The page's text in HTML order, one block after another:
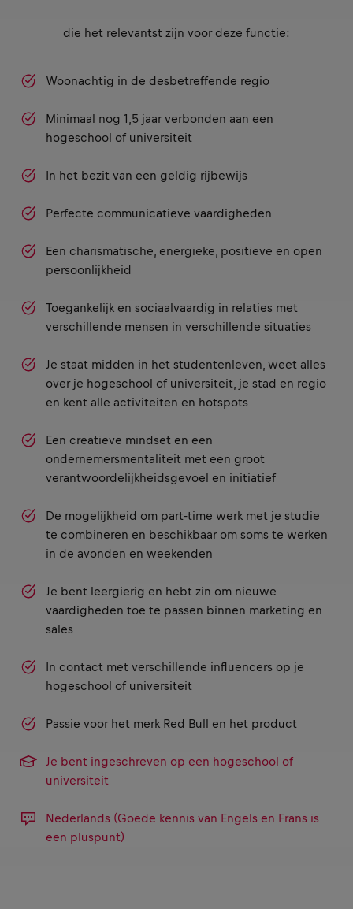
die het relevantst zijn voor deze functie:
Woonachtig in de desbetreffende regio
Minimaal nog 1,5 jaar verbonden aan een
hogeschool of universiteit
In het bezit van een geldig rijbewijs
Perfecte communicatieve vaardigheden
Een charismatische, energieke, positieve en open
persoonlijkheid
Toegankelijk en sociaalvaardig in relaties met
verschillende mensen in verschillende situaties
Je staat midden in het studentenleven, weet alles
over je hogeschool of universiteit, je stad en regio
en kent alle activiteiten en hotspots
Een creatieve mindset en een
ondernemersmentaliteit met een groot
verantwoordelijkheidsgevoel en initiatief
De mogelijkheid om part-time werk met je studie
te combineren en beschikbaar om soms te werken
in de avonden en weekenden
Je bent leergierig en hebt zin om nieuwe
vaardigheden toe te passen binnen marketing en
sales
In contact met verschillende influencers op je
hogeschool of universiteit
Passie voor het merk Red Bull en het product
Je bent ingeschreven op een hogeschool of
universiteit
Nederlands (Goede kennis van Engels en Frans is
een pluspunt)